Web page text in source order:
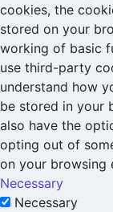
cookies, the
stored on your
working of basic
use third-party
understand how
be stored in your
also have the
opting out of
on your browsing
Necessary
Necessary